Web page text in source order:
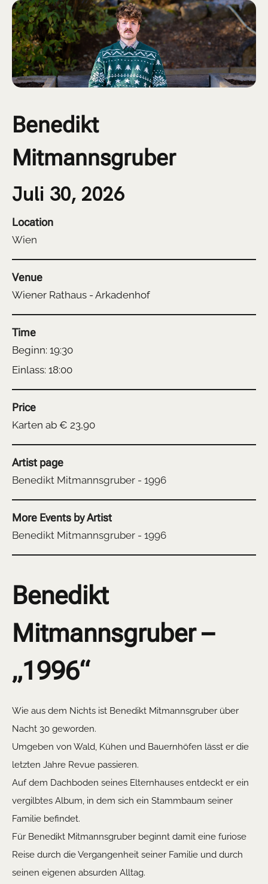
Benedikt
Mitmannsgruber
Juli 30, 2026
Location
Wien
Venue
Wiener Rathaus - Arkadenhof
Time
Beginn: 19:30
Einlass: 18:00
Price
Karten ab € 23,90
Artist page
Benedikt Mitmannsgruber - 1996
More Events by Artist
Benedikt Mitmannsgruber - 1996
Benedikt
Mitmannsgruber –
„1996“
Wie aus dem Nichts ist Benedikt Mitmannsgruber über
Nacht 30 geworden.
Umgeben von Wald, Kühen und Bauernhöfen lässt er die
letzten Jahre Revue passieren.
Auf dem Dachboden seines Elternhauses entdeckt er ein
vergilbtes Album, in dem sich ein Stammbaum seiner
Familie befindet.
Für Benedikt Mitmannsgruber beginnt damit eine furiose
Reise durch die Vergangenheit seiner Familie und durch
seinen eigenen absurden Alltag.